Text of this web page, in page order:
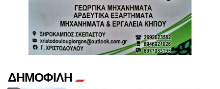
ΔΗΜΟΦΙΛΗ